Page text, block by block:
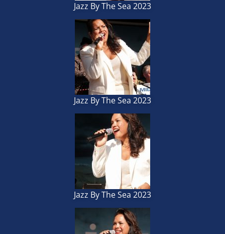
Jazz By The Sea 2023
Jazz By The Sea 2023
Jazz By The Sea 2023